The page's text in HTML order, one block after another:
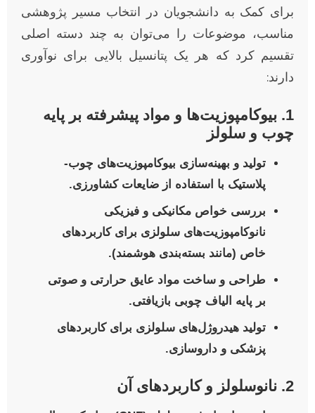
برای کمک به دانشجویان در انتخاب مسیر پژوهشی
مناسب، موضوعات را می‌توان به چند دسته اصلی
تقسیم کرد که هر یک پتانسیل بالایی برای نوآوری
دارند:
1. بیوکامپوزیت‌ها و مواد پیشرفته بر پایه
چوب و سلولز
تولید و بهینه‌سازی بیوکامپوزیت‌های چوب-
پلاستیک با استفاده از ضایعات کشاورزی.
بررسی خواص مکانیکی و فیزیکی
نانوکامپوزیت‌های سلولزی برای کاربردهای
خاص (مانند بسته‌بندی هوشمند).
طراحی و ساخت مواد عایق حرارتی و صوتی
بر پایه الیاف چوبی بازیافتی.
تولید هیدروژل‌های سلولزی برای کاربردهای
پزشکی و داروسازی.
2. نانوسلولز و کاربردهای آن